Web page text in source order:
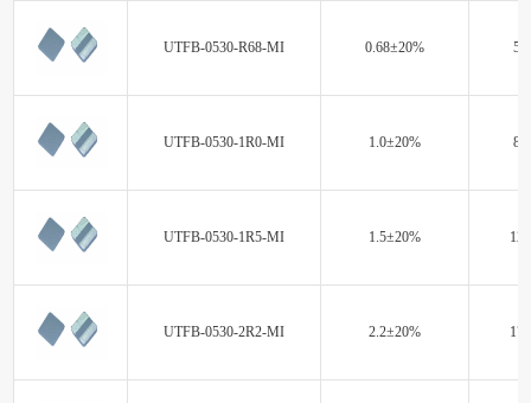
UTFB-0530-R68-MI 0.68±20% 5.4
UTFB-0530-1R0-MI 1.0±20% 8.3
UTFB-0530-1R5-MI 1.5±20%
UTFB-0530-2R2-MI 2.2±20%